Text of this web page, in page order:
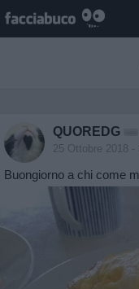
QUOREDG
25 Ottobre 2018 -
Buongiorno a chi come